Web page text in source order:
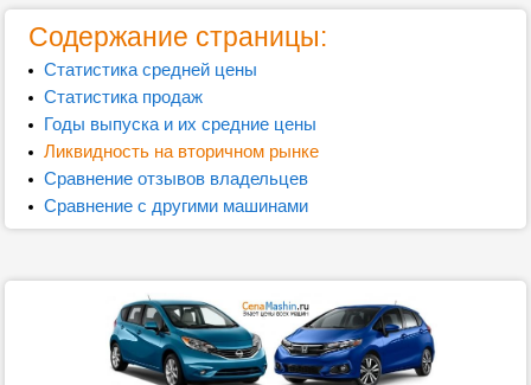
Содержание страницы:
Статистика средней цены
Статистика продаж
Годы выпуска и их средние цены
Ликвидность на вторичном рынке
Сравнение отзывов владельцев
Сравнение с другими машинами